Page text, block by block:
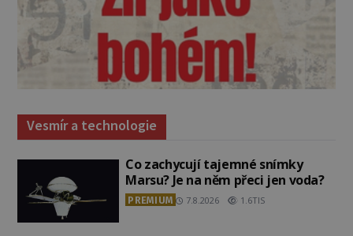
Vesmír a technologie
Co zachycují tajemné snímky
Marsu? Je na něm přeci jen voda?
PREMIUM 7.8.2026 1.6TIS